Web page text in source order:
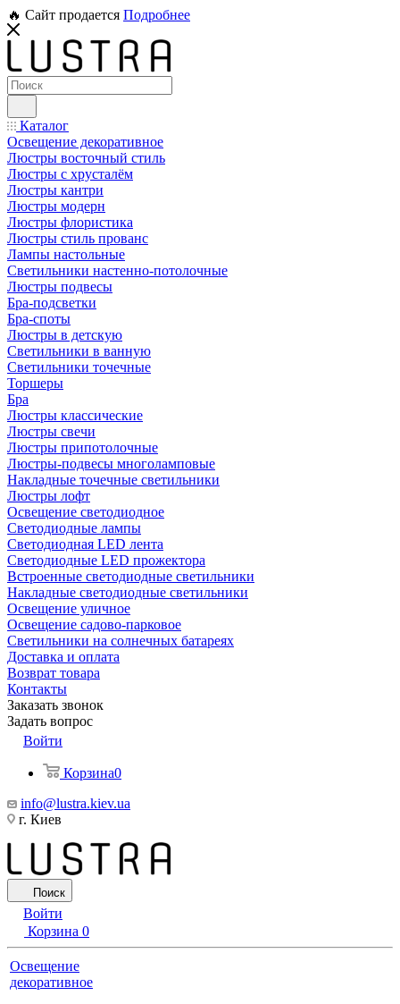
🔥 Сайт продается Подробнее
Каталог
Освещение декоративное
Люстры восточный стиль
Люстры с хрусталём
Люстры кантри
Люстры модерн
Люстры флористика
Люстры стиль прованс
Лампы настольные
Светильники настенно-потолочные
Люстры подвесы
Бра-подсветки
Бра-споты
Люстры в детскую
Светильники в ванную
Светильники точечные
Торшеры
Бра
Люстры классические
Люстры свечи
Люстры припотолочные
Люстры-подвесы многоламповые
Накладные точечные светильники
Люстры лофт
Освещение светодиодное
Светодиодные лампы
Светодиодная LED лента
Светодиодные LED прожектора
Встроенные светодиодные светильники
Накладные светодиодные светильники
Освещение уличное
Освещение садово-парковое
Светильники на солнечных батареях
Доставка и оплата
Возврат товара
Контакты
Заказать звонок
Задать вопрос
Войти
Корзина0
info@lustra.kiev.ua
г. Киев
Поиск
Войти
Корзина 0
Освещение
декоративное